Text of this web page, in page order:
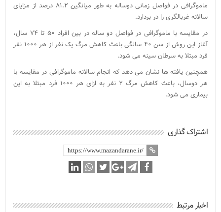
ماموگرافی در فواصل زمانی دوساله به طور میانگین ۸۱.۲ درصد از مزایای
سالانه غربالگری را در بردارد.
در مقایسه با ماموگرافی در فواصل دو ساله در بین افراد ۵۰ تا ۷۴ سال،
آغاز این روش از سن ۴۰ سالگی باعث کاهش مرگ یک نفر از هر ۱۰۰۰ نفر
فرد مبتلا به سرطان سینه می شود.
همچنین یافته ها نشان می دهد که انجام سالانه ماموگرافی در مقایسه با
هر دوسال، باعث کاهش مرگ ۲ نفر به ازای هر ۱۰۰۰ فرد مبتلا به این
بیماری می شود.
اشتراک گذاری
اخبار مرتبط